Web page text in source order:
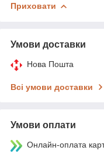
Приховати
Умови доставки
Нова Пошта
Всі умови доставки
Умови оплати
Онлайн-оплата